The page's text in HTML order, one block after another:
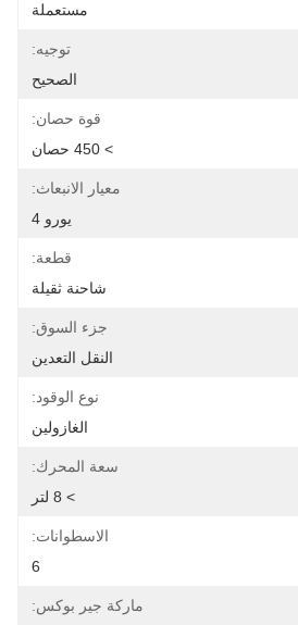
مستعملة
توجيه:
الصحيح
قوة حصان:
> 450 حصان
معيار الانبعاث:
يورو 4
قطعة:
شاحنة ثقيلة
جزء السوق:
النقل التعدين
نوع الوقود:
الغازولين
سعة المحرك:
> 8 لتر
الاسطوانات:
6
ماركة جير بوكس: